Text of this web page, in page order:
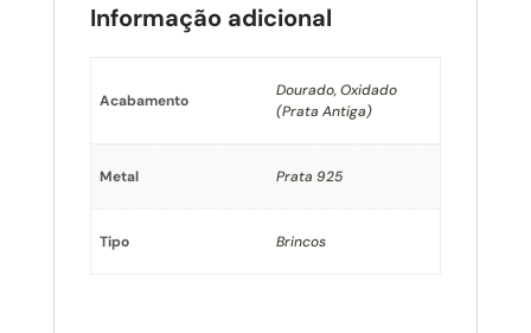
Informação adicional
Acabamento
Dourado, Oxidado
(Prata Antiga)
Metal Prata 925
Tipo Brincos